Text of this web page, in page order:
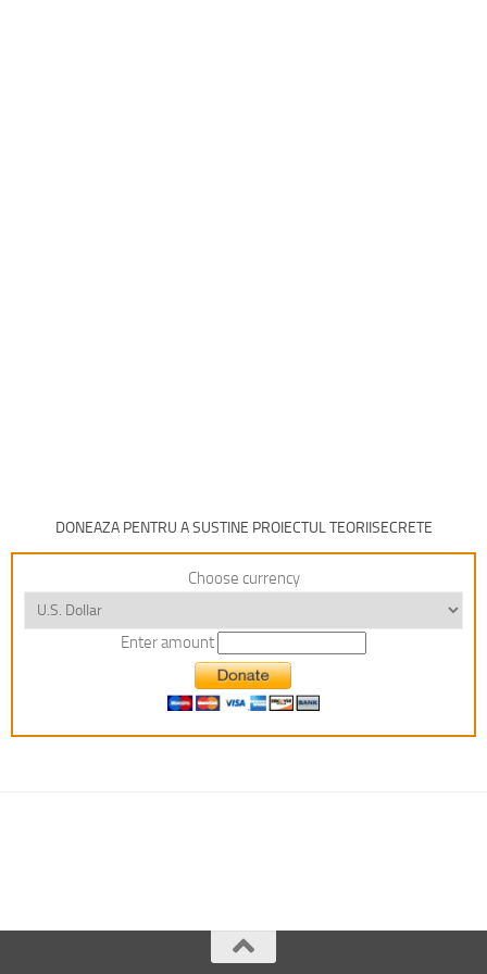
DONEAZA PENTRU A SUSTINE PROIECTUL TEORIISECRETE
Choose currency
Enter amount